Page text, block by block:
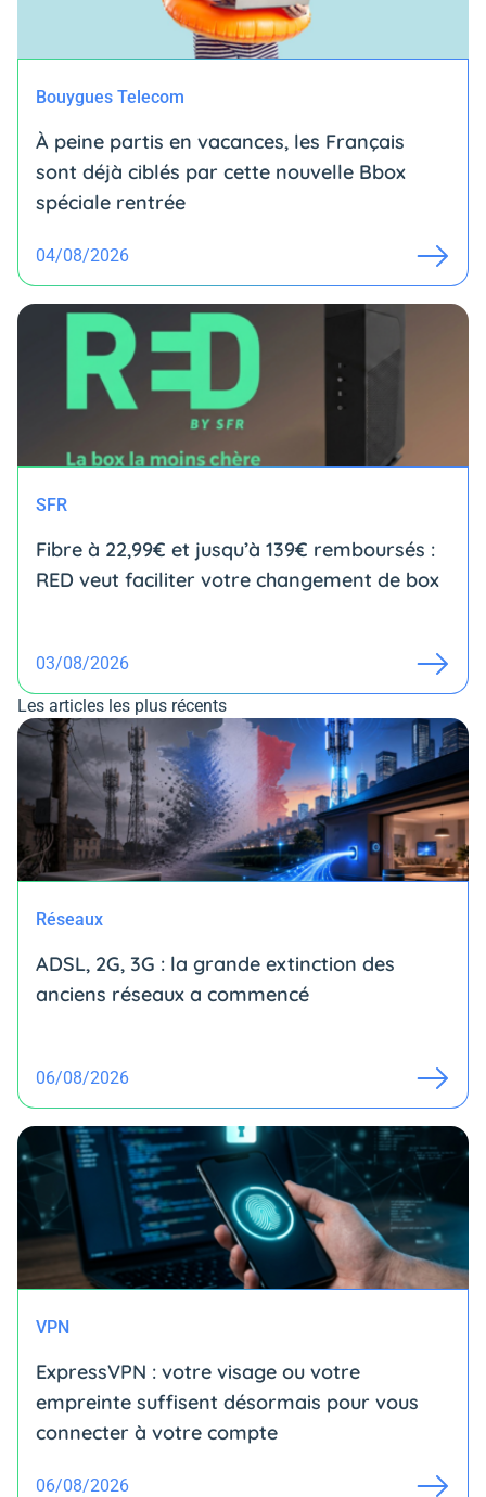
Bouygues Telecom
À peine partis en vacances, les Français
sont déjà ciblés par cette nouvelle Bbox
spéciale rentrée
04/08/2026
SFR
Fibre à 22,99€ et jusqu’à 139€ remboursés :
RED veut faciliter votre changement de box
03/08/2026
Les articles les plus récents
Réseaux
ADSL, 2G, 3G : la grande extinction des
anciens réseaux a commencé
06/08/2026
VPN
ExpressVPN : votre visage ou votre
empreinte suffisent désormais pour vous
connecter à votre compte
06/08/2026